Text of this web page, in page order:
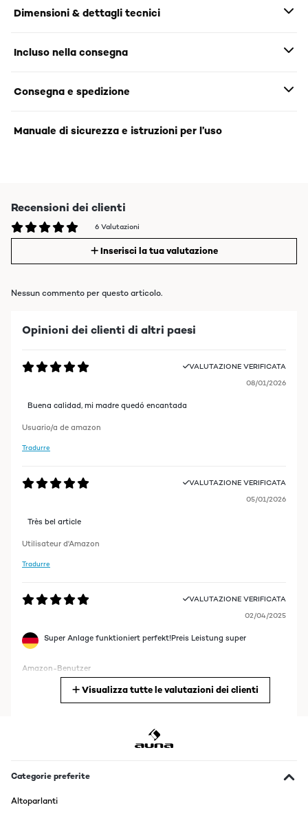
Dimensioni & dettagli tecnici
Incluso nella consegna
Consegna e spedizione
Manuale di sicurezza e istruzioni per l’uso
Recensioni dei clienti
6 Valutazioni
Inserisci la tua valutazione
Nessun commento per questo articolo.
Opinioni dei clienti di altri paesi
VALUTAZIONE VERIFICATA
08/01/2026
Buena calidad, mi madre quedó encantada
Usuario/a de amazon
Tradurre
VALUTAZIONE VERIFICATA
05/01/2026
Très bel article
Utilisateur d'Amazon
Tradurre
VALUTAZIONE VERIFICATA
02/04/2025
Super Anlage funktioniert perfekt!Preis Leistung super
Amazon-Benutzer
wirklich alles was man braucht. Sieht richtig gut aus, kann ich
Amazon-Benutzer
Visualizza tutte le valutazioni dei clienti
Categorie preferite
Altoparlanti